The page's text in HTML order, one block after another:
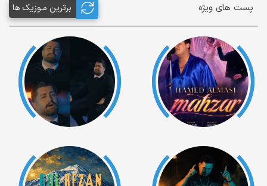
پست های ویژه برترین مـوزیک ها